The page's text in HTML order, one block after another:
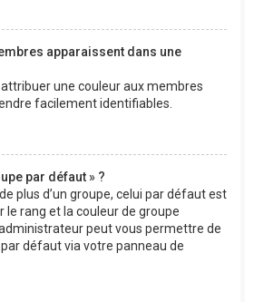
apparaissent dans une
attribuer une couleur aux membres
facilement identifiables.
par défaut » ?
plus d’un groupe, celui par défaut est
rang et la couleur de groupe
peut vous permettre de
défaut via votre panneau de